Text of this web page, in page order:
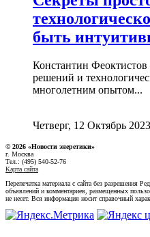
быть
Константин
решений и
многолетним опытом...
Четверг, 12 Октябрь
© 2026 «Новости энеретики»
г. Москва
Тел.: (495) 540-52-76
Карта сайта
Перепечатка материала с сайта без разрешения
объявлений и комментариев, размещенных
не несет. Вся информация носит справочный